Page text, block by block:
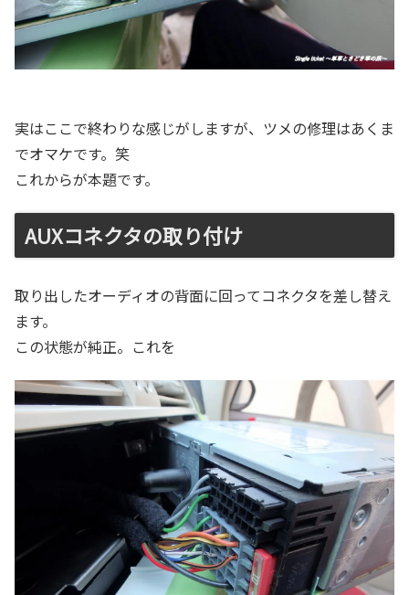
実はここで終わりな感じがしますが、ツメの修理はあくま
でオマケです。笑
これからが本題です。
AUXコネクタの取り付け
取り出したオーディオの背面に回ってコネクタを差し替え
ます。
この状態が純正。これを